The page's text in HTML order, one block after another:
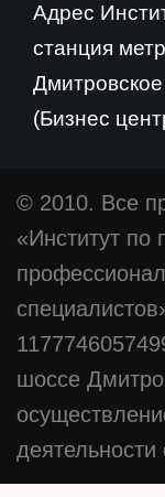
Адрес
станция
(Бизнес
© 2010. Все
«Институт
шоссе